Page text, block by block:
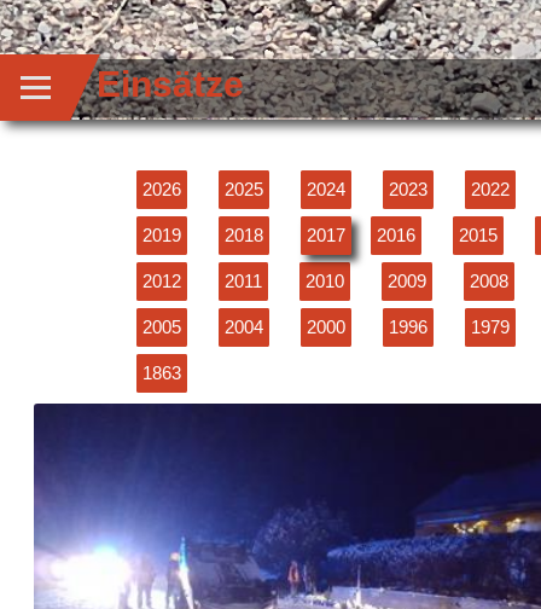
Einsätze
2026 2025 2024 2023 2022
2019 2018 2017 2016 2015
2012 2011 2010 2009 2008
2005 2004 2000 1996 1979
1863